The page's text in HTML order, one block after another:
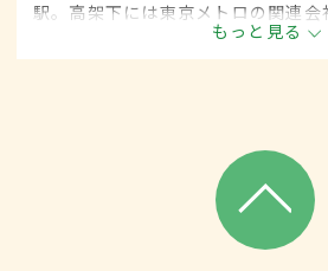
駅。高架下には東京メトロの関連
ちなんで、地下鉄博物館前と呼ばれ
館では地下鉄の歴史や仕組みなど
もっと見る